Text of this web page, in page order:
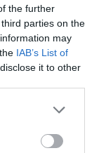
the further
parties on the
may
IAB’s List of
it to other
or more Google
may click to
party tags to
de a
róluk.